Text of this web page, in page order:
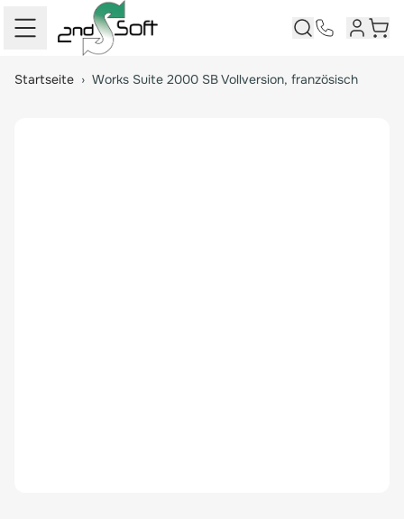
Startseite › Works Suite 2000 SB Vollversion, französisch